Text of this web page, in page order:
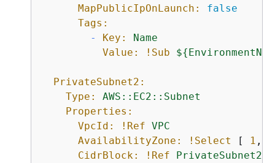
MapPublicIpOnLaunch:
false
Tags:
-
Key:
Name
Value:
!Sub ${
PrivateSubnet2:
Type:
AWS::EC2::Subnet
Properties:
VpcId:
!Ref VPC
AvailabilityZone:
!Select [ 1 ,
CidrBlock:
!Ref